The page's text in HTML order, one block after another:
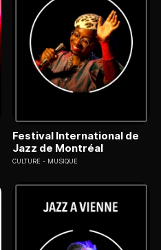
Festival International de
Jazz de Montréal
CULTURE MUSIQUE